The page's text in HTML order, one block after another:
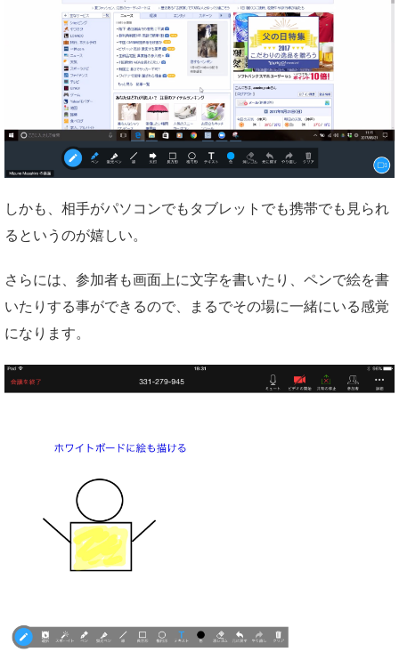
しかも、相手がパソコンでもタブレットでも携帯でも見られ
るというのが嬉しい。
さらには、参加者も画面上に文字を書いたり、ペンで絵を書
いたりする事ができるので、まるでその場に一緒にいる感覚
になります。